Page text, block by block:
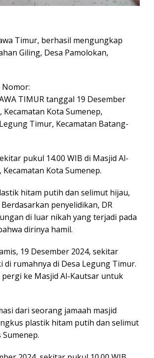
Timur, berhasil mengungkap
Giling, Desa Pamolokan,
TIMUR tanggal 19 Desember
Kecamatan Kota Sumenep,
Timur, Kecamatan Batang-
pukul 14.00 WIB di Masjid Al-
Kota Sumenep.
hitam putih dan selimut hijau,
penyelidikan, DR
di luar nikah yang terjadi pada
dirinya hamil.
19 Desember 2024, sekitar
di rumahnya di Desa Legung Timur.
pergi ke Masjid Al-Kautsar untuk
dari seorang jamaah masjid
plastik hitam putih dan selimut